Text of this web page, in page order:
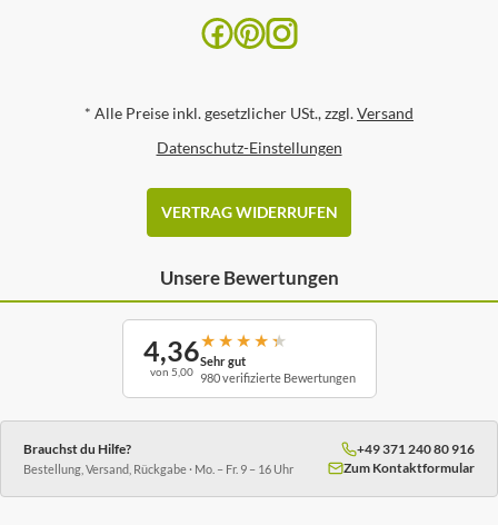
* Alle Preise inkl. gesetzlicher USt., zzgl.Versand
Datenschutz-Einstellungen
VERTRAG WIDERRUFEN
Unsere Bewertungen
4,36
von 5,00
★ ★ ★ ★ ★
Sehr gut
980 verifizierte Bewertungen
Brauchst du Hilfe?
Bestellung, Versand, Rückgabe · Mo. – Fr. 9 – 16 Uhr
+49 371 240 80 916
Zum Kontaktformular